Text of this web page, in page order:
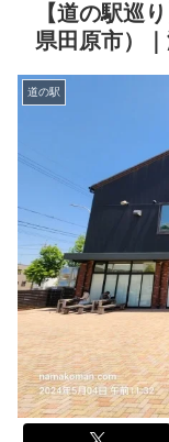
【道の駅巡
県田原市）
道の駅